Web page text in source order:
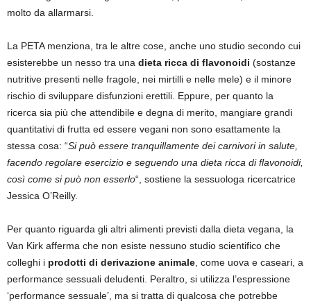
molto da allarmarsi.
La PETA menziona, tra le altre cose, anche uno studio secondo cui
esisterebbe un nesso tra una dieta ricca di flavonoidi (sostanze
nutritive presenti nelle fragole, nei mirtilli e nelle mele) e il minore
rischio di sviluppare disfunzioni erettili. Eppure, per quanto la
ricerca sia più che attendibile e degna di merito, mangiare grandi
quantitativi di frutta ed essere vegani non sono esattamente la
stessa cosa: “Si può essere tranquillamente dei carnivori in salute,
facendo regolare esercizio e seguendo una dieta ricca di flavonoidi,
così come si può non esserlo“, sostiene la sessuologa ricercatrice
Jessica O’Reilly.
Per quanto riguarda gli altri alimenti previsti dalla dieta vegana, la
Van Kirk afferma che non esiste nessuno studio scientifico che
colleghi i prodotti di derivazione animale , come uova e caseari, a
performance sessuali deludenti. Peraltro, si utilizza l’espressione
‘performance sessuale’, ma si tratta di qualcosa che potrebbe